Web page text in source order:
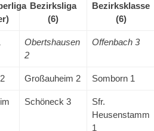
Bezirksliga
(6)
Bezirksklasse
(6)
Obertshausen
2
Offenbach 3
Großauheim 2 Somborn 1
Schöneck 3
Sfr.
Heusenstamm
1